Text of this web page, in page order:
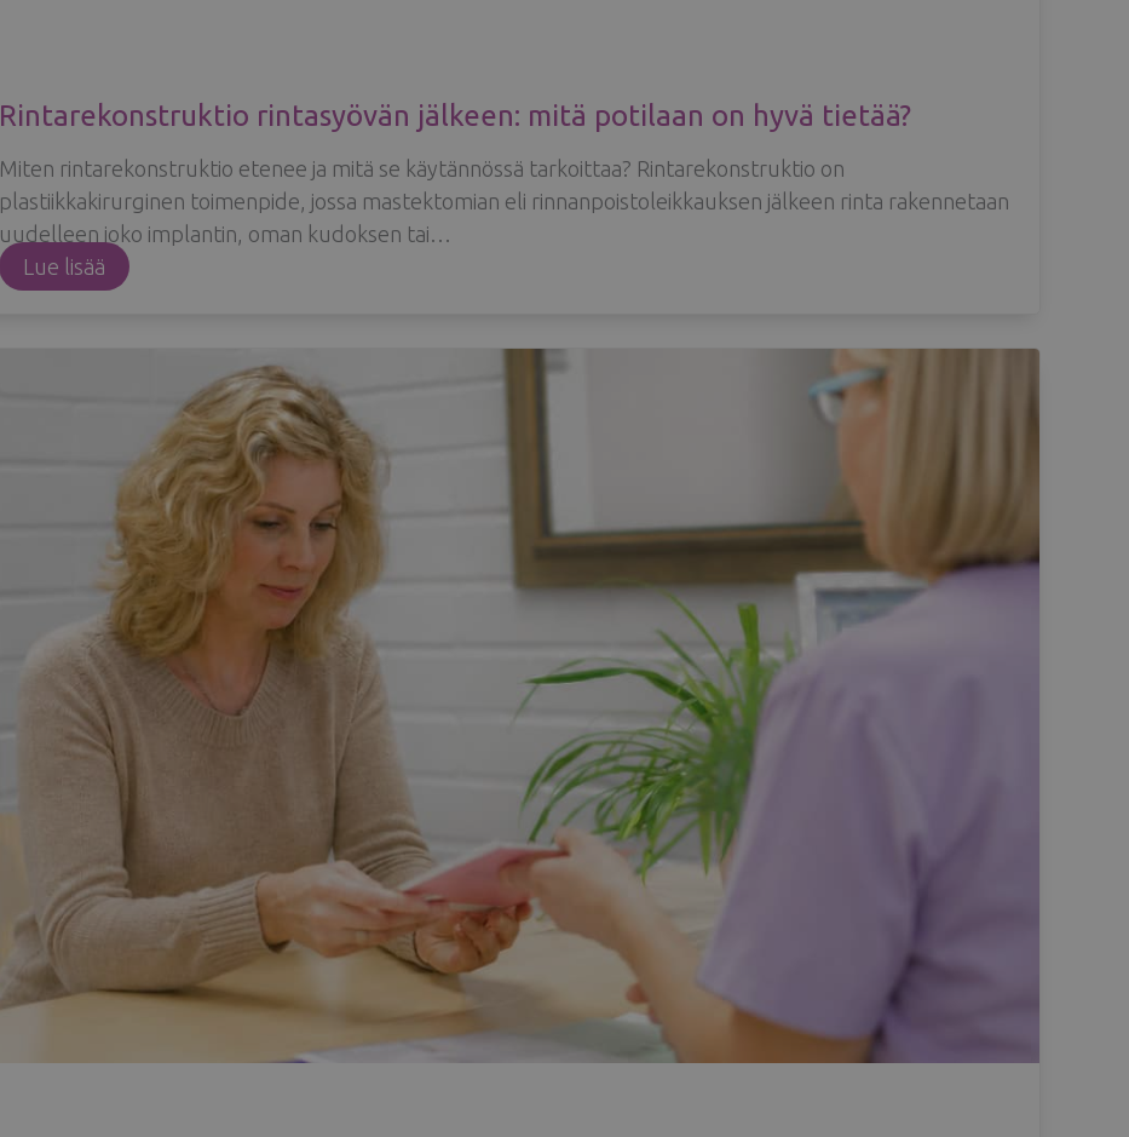
Rintarekonstruktio rintasyövän jälkeen: mitä potilaan on hyvä tietää?
Miten rintarekonstruktio etenee ja mitä se käytännössä tarkoittaa? Rintarekonstruktio on
plastiikkakirurginen toimenpide, jossa mastektomian eli rinnanpoistoleikkauksen jälkeen rinta rakennetaan
uudelleen joko implantin, oman kudoksen tai…
Lue lisää Rintarekonstruktio
rintasyövän
hyvä
tietää?